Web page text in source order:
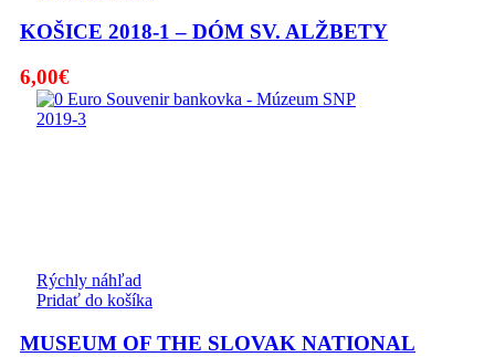
KOŠICE 2018-1 – DÓM SV. ALŽBETY
6,00€
Rýchly náhľad
Pridať do košíka
MUSEUM OF THE SLOVAK NATIONAL